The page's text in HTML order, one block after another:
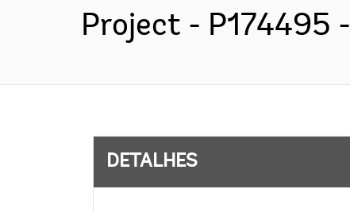
Project - P174495
DETALHES